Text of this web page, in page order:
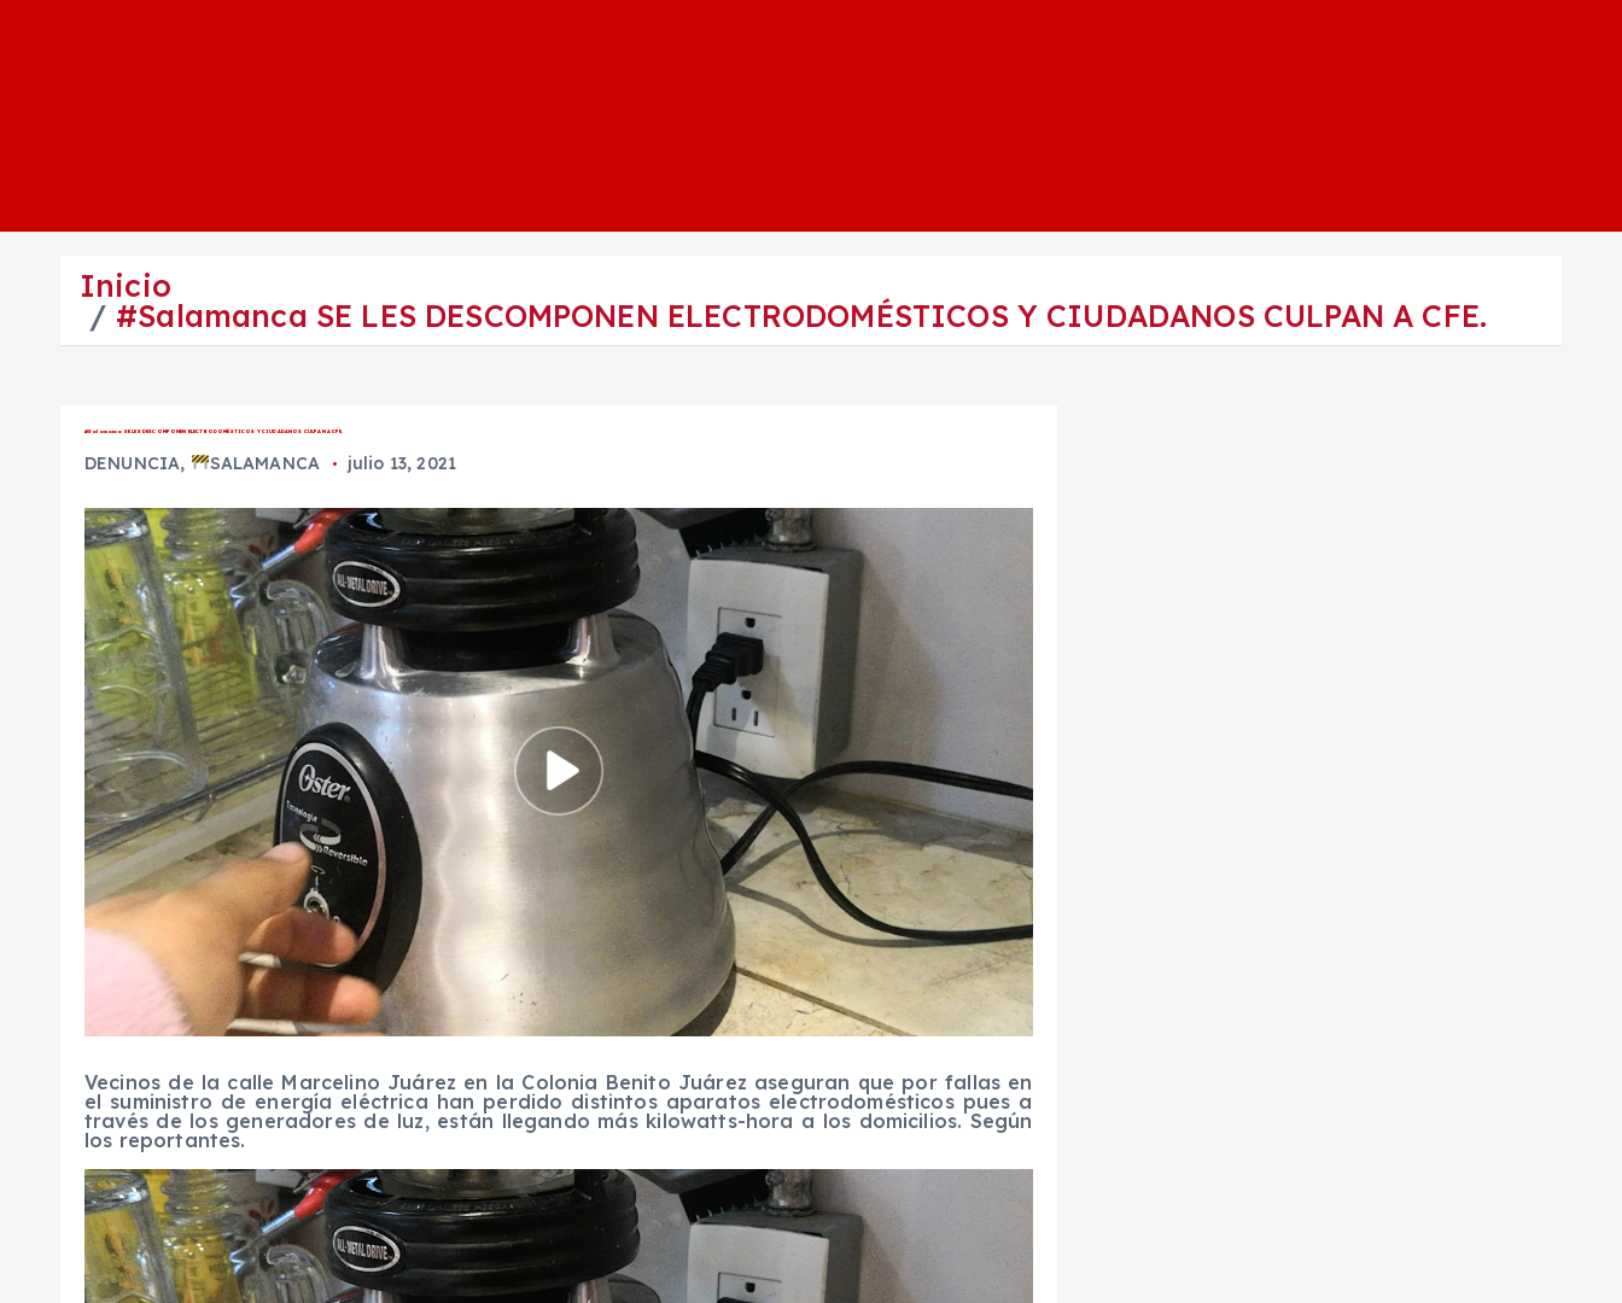
Inicio
#Salamanca SE LES DESCOMPONEN ELECTRODOMÉSTICOS Y CIUDADANOS CULPAN A CFE.
#Salamanca SE LES DESCOMPONEN ELECTRODOMÉSTICOS Y CIUDADANOS CULPAN A CFE.
DENUNCIA, SALAMANCA julio 13, 2021
Vecinos de la calle Marcelino Juárez en la Colonia Benito Juárez aseguran que por fallas en
el suministro de energía eléctrica han perdido distintos aparatos electrodomésticos pues a
través de los generadores de luz, están llegando más kilowatts-hora a los domicilios. Según
los reportantes.
R
e
p
o
d
u